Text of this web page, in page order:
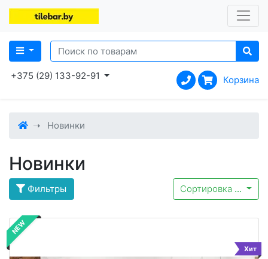
+375 (29) 133-92-91 Корзина
Новинки
Новинки
Фильтры Сортировка ...
NEW
Хит